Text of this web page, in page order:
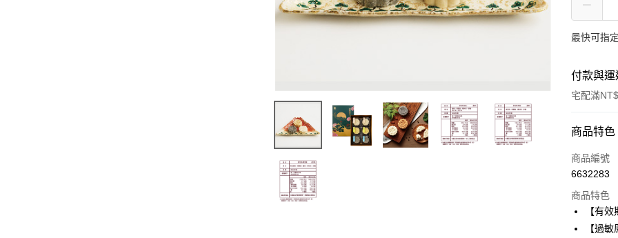
最快可指
付款與
宅配滿
付款方式
信用卡一
ATM付款
商品特色
商品編號
6632283
商品特色
【有
【過